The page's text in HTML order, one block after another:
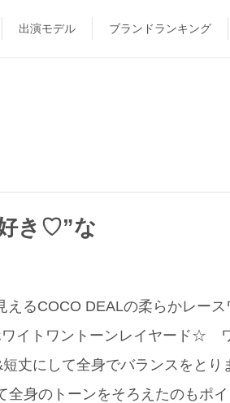
出演モデル ブランドランキング
き♡”な
るCOCO DEALの柔らかレー
イトワントーンレイヤード☆
丈にして全身でバランスをとり
身のトーンをそろえたのもポ